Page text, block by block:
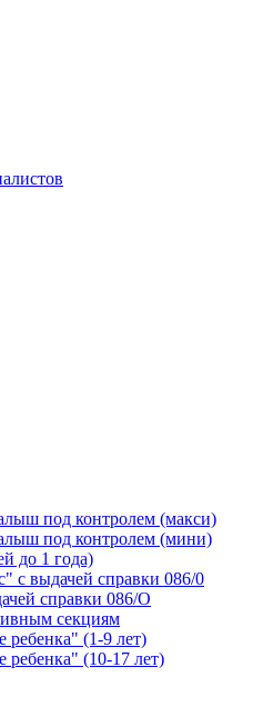
под контролем (макси)
под контролем (мини)
до 1 года)
с выдачей справки 086/0
справки 086/О
секциям
ребенка" (1-9 лет)
ребенка" (10-17 лет)